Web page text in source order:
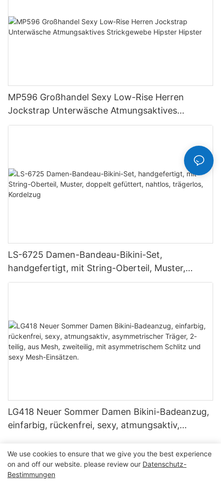
MP596 Großhandel Sexy Low-Rise Herren
Jockstrap Unterwäsche Atmungsaktives
Strickgewebe Hipster Hipster
LS-6725 Damen-Bandeau-Bikini-Set,
handgefertigt, mit String-Oberteil, Muster,
doppelt gefüttert, nahtlos, trägerlos, Kordelzug
LG418 Neuer Sommer Damen Bikini-Badeanzug,
einfarbig, rückenfrei, sexy, atmungsaktiv,
zweiteilig, mit asymmetrischem Schlitz und sexy
Mesh-Einsätzen.
Copyright © 2026 Dongguan Lanteng Sports Products Co.,
We use cookies to ensure that we give you the best experience
on and off our website. please review our Datenschutz-
Bestimmungen